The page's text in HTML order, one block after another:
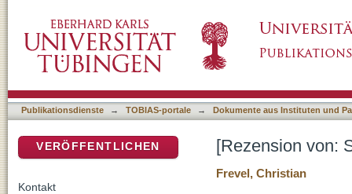
Publikationsdienste → TOBIAS-portale → Dokumente aus Instituten und
[Rezension von:
Frevel, Christian
VERÖFFENTLICHEN
Kontakt